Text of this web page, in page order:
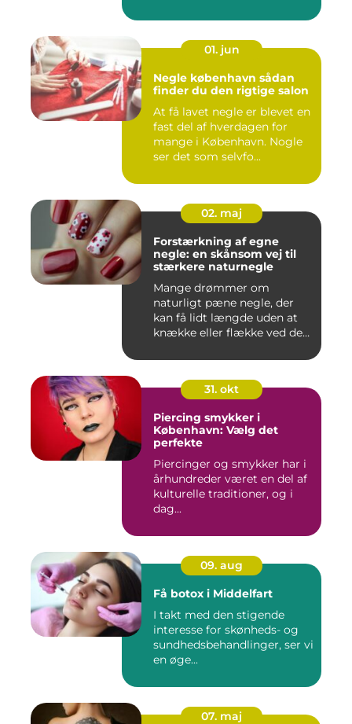
01. jun
Negle københavn sådan
finder du den rigtige salon
At få lavet negle er blevet en
fast del af hverdagen for
mange i København. Nogle
ser det som selvfo...
02. maj
Forstærkning af egne
negle: en skånsom vej til
stærkere naturnegle
Mange drømmer om
naturligt pæne negle, der
kan få lidt længde uden at
knække eller flække ved den
31. okt
Piercing smykker i
København: Vælg det
perfekte
Piercinger og smykker har i
århundreder været en del af
kulturelle traditioner, og i
dag...
09. aug
Få botox i Middelfart
I takt med den stigende
interesse for skønheds- og
sundhedsbehandlinger, ser vi
en øge...
07. maj